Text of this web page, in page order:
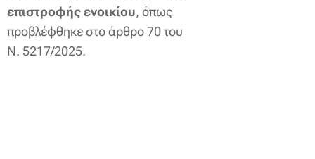
επιστροφής ενοικίου, όπως
προβλέφθηκε στο άρθρο 70 του
Ν. 5217/2025.